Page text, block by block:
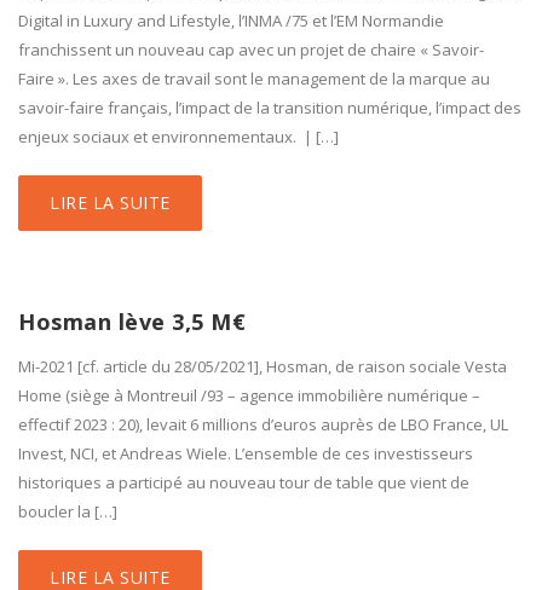
Digital in Luxury and Lifestyle, l’INMA /75 et l’EM Normandie
franchissent un nouveau cap avec un projet de chaire « Savoir-
Faire ». Les axes de travail sont le management de la marque au
savoir-faire français, l’impact de la transition numérique, l’impact des
enjeux sociaux et environnementaux. | […]
LIRE LA SUITE
Hosman lève 3,5 M€
Mi-2021 [cf. article du 28/05/2021], Hosman, de raison sociale Vesta
Home (siège à Montreuil /93 – agence immobilière numérique –
effectif 2023 : 20), levait 6 millions d’euros auprès de LBO France, UL
Invest, NCI, et Andreas Wiele. L’ensemble de ces investisseurs
historiques a participé au nouveau tour de table que vient de
boucler la […]
LIRE LA SUITE